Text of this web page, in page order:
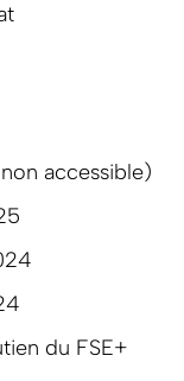
accessible)
du FSE+